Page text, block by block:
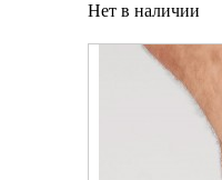
Нет в наличии